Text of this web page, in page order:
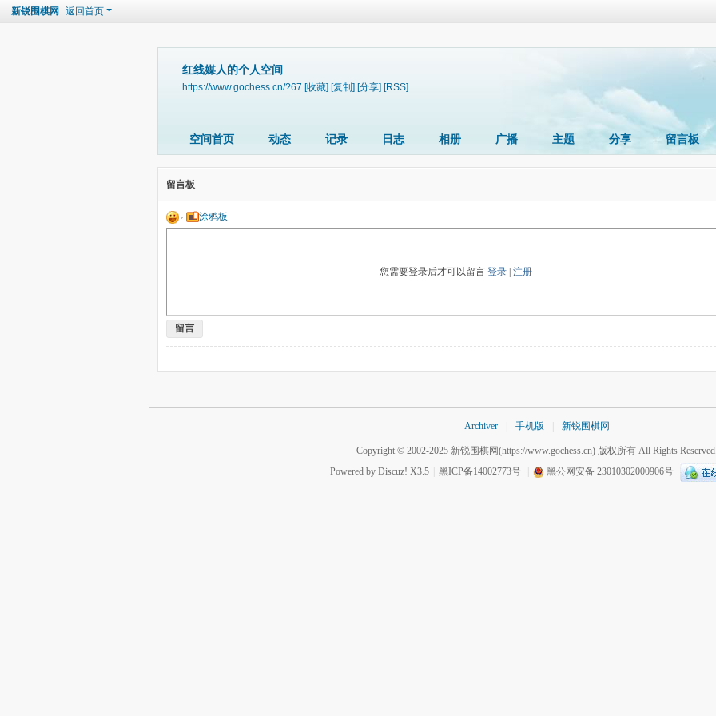
新锐围棋网 返回首页
红线媒人的个人空间
https://www.gochess.cn/?67 [收藏] [复制] [分享] [RSS]
空间首页 动态 记录 日志 相册 广播 主题 分享 留言板
留言板
涂鸦板
您需要登录后才可以留言登录 |注册
留言
Archiver 手机版 新锐围棋网
Copyright © 2002-2025 新锐围棋网(https://www.gochess.cn) 版权所有 All Rights
Powered by Discuz! X3.5 黑ICP备14002773号 黑公网安备 23010302000906号